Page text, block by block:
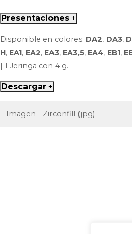
Presentaciones +
Disponible en colores: DA2, DA3,
H, EA1, EA2, EA3, EA3,5, EA4, EB1,
| 1 Jeringa con 4 g.
Descargar +
Imagen - Zirconfill (jpg)